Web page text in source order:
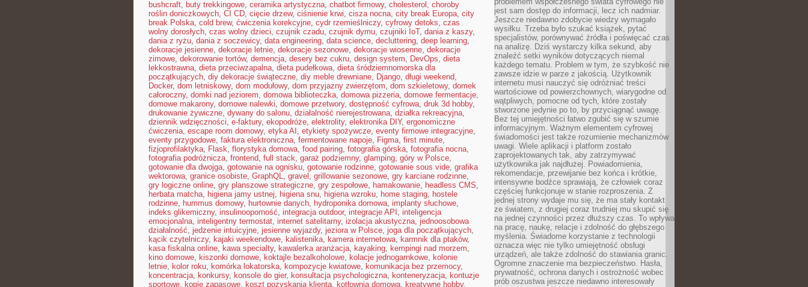
bushcraft, buty trekkingowe, ceramika artystyczna, chatbot firmowy, cholesterol , choroby
roślin doniczkowych, CI CD, cięcie drzew, ciśnienie krwi, cisza nocna, city break Europa, city
break Polska, cold brew, ćwiczenia korekcyjne, cydr rzemieślniczy, cyfrowy detoks, czas
wolny dorosłych, czas wolny dzieci, czujnik czadu, czujnik dymu, czujniki IoT, dania z kaszy,
dania z ryżu, dania z soczewicy, data engineering, data science, decluttering, deep learning,
dekoracje jesienne, dekoracje letnie, dekoracje sezonowe, dekoracje wiosenne, dekoracje
zimowe, dekorowanie tortów, demencja, desery bez cukru, design system, DevOps, dieta
lekkostrawna, dieta przeciwzapalna, dieta pudełkowa, dieta śródziemnomorska dla
początkujących, diy dekoracje świąteczne, diy meble drewniane, Django, długi weekend,
Docker, dom letniskowy, dom modułowy, dom przyjazny zwierzętom, dom szkieletowy, domek
całoroczny, domki nad jeziorem, domowa biblioteczka, domowa pizzeria, domowe fermentacje,
domowe makarony, domowe nalewki, domowe przetwory, dostępność cyfrowa, druk 3d hobby,
drukowanie żywiczne, dywany do salonu, działalność nierejestrowana, działka rekreacyjna,
dziennik wdzięczności, e-faktury, ekopodróże, elektrolity, elektronika DIY, ergonomiczne
ćwiczenia, escape room domowy, etyka AI , etykiety spożywcze, eventy firmowe integracyjne,
eventy przygodowe, faktura elektroniczna, fermentowane napoje, Figma, first minute,
fizjoprofilaktyka, Flask, florystyka domowa, food pairing, fotografia górska, fotografia nocna,
fotografia podróżnicza, frontend, full stack, garaż podziemny, glamping, góry w Polsce,
gotowanie dla dwojga, gotowanie na ognisku, gotowanie rodzinne, gotowanie sous vide, grafika
wektorowa, granice osobiste, GraphQL, gravel , grillowanie sezonowe, gry karciane rodzinne,
gry logiczne online, gry planszowe strategiczne, gry zespołowe, hamakowanie, headless CMS,
herbata matcha, higiena jamy ustnej, higiena snu, higiena wzroku, home staging, hostele
rodzinne, hummus domowy, hurtownie danych, hydroponika domowa, implanty słuchowe,
indeks glikemiczny, insulinooporność, integracja outdoor, integracje API , inteligencja
emocjonalna, inteligentny termostat, internet satelitarny, izolacja akustyczna, jednoosobowa
działalność, jedzenie intuicyjne, jesienne wyjazdy, jeziora w Polsce, joga dla początkujących,
kącik czytelniczy, kajaki weekendowe, kalistenika, kamera internetowa, karmnik dla ptaków,
kasa fiskalna online, kawa specialty, kawalerka aranżacja, kayaking, kempingi nad morzem,
kino domowe, kiszonki domowe, koktajle bezalkoholowe, kolacje jednogarnkowe, kolonie
letnie, kolor roku, komórka lokatorska, kompozycje kwiatowe, komunikacja bez przemocy,
koncentracja, konkursy, konsole do gier, konsultacja psychologiczna, konteneryzacja, kontuzje
sportowe, kopie zapasowe, koszt pozyskania klienta, kotłownia domowa, kreatywne hobby,
jest sam dostęp do informacji, lecz ich nadmiar.
Jeszcze niedawno zdobycie wiedzy wymagało
wysiłku. Trzeba było szukać książek, pytać
specjalistów, porównywać źródła i poświęcać czas
na analizę. Dziś wystarczy kilka sekund, aby
znaleźć setki wyników dotyczących niemal
każdego tematu. Problem w tym, że szybkość nie
zawsze idzie w parze z jakością. Użytkownik
internetu musi nauczyć się odróżniać treści
wartościowe od powierzchownych, wiarygodne od
wątpliwych, pomocne od tych, które zostały
stworzone jedynie po to, by przyciągnąć uwagę.
Bez tej umiejętności łatwo zgubić się w szumie
informacyjnym. Ważnym elementem cyfrowej
świadomości jest także rozumienie mechanizmów
uwagi. Wiele aplikacji i platform zostało
zaprojektowanych tak, aby zatrzymywać
użytkownika jak najdłużej. Powiadomienia,
rekomendacje, przewijanie bez końca i krótkie,
intensywne bodźce sprawiają, że człowiek coraz
częściej funkcjonuje w stanie rozproszenia. Z
jednej strony wydaje mu się, że ma stały kontakt
ze światem, z drugiej coraz trudniej mu skupić się
na jednej czynności przez dłuższy czas. To wpływa
na pracę, naukę, relacje i zdolność do głębszego
myślenia. Świadome korzystanie z technologii
oznacza więc nie tylko umiejętność obsługi
urządzeń, ale także zdolność do stawiania granic.
Ogromne znaczenie ma bezpieczeństwo. Hasła,
prywatność, ochrona danych i ostrożność wobec
prób oszustwa jeszcze niedawno interesowały